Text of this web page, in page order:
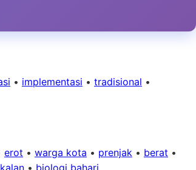
• implementasi • tradisional •
erot • warga kota • prenjak • berat •
• biologi bahari